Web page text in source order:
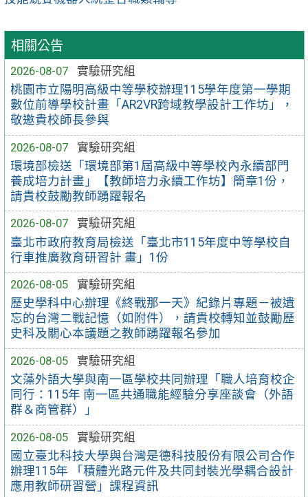
相關公告
2026-08-07
實驗研究組
桃園市立陽明高級中等學校辦理115學年度第一學期
數位前導學校計畫「AR2VR跨域教學設計工作坊」，
敬邀貴校師長參與
2026-08-07
實驗研究組
環境部檢送「環境部第1屆高級中等學校內永續部門
養成培力計畫」【教師培力永續工作坊】簡章1份，
請貴校鼓勵教師踴躍報名
2026-08-07
實驗研究組
臺北市政府教育局檢送「臺北市115年度中等學校自
行車推廣教育研習計 畫」1份
2026-08-05
實驗研究組
歷史學科中心辦理《終戰那一天》紀錄片專題－被遺
忘的台灣二戰記憶（如附件），請貴校轉知並鼓勵歷
史科及關心本議題之教師踴躍報名參加
2026-08-05
實驗研究組
文藻外語大學與南一區學校共同辦理「職人培育校企
同行：115年 南一區共通職能經驗分享座談會（外語
群＆商管群）」
2026-08-05
實驗研究組
國立臺北科技大學與台灣是德科技股份有限公司合作
辦理115年 「積體光路元件及共同封裝光學耦合設計
應用教師研習營」課程資訊